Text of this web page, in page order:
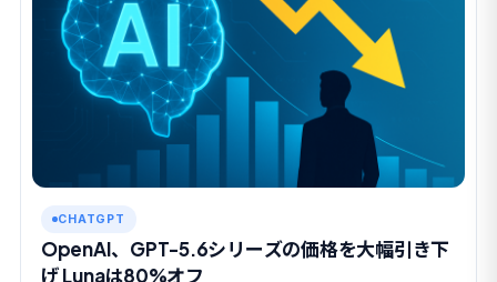
CHATGPT
OpenAI、GPT-5.6シリーズの価格を大幅引き下
げ Lunaは80%オフ